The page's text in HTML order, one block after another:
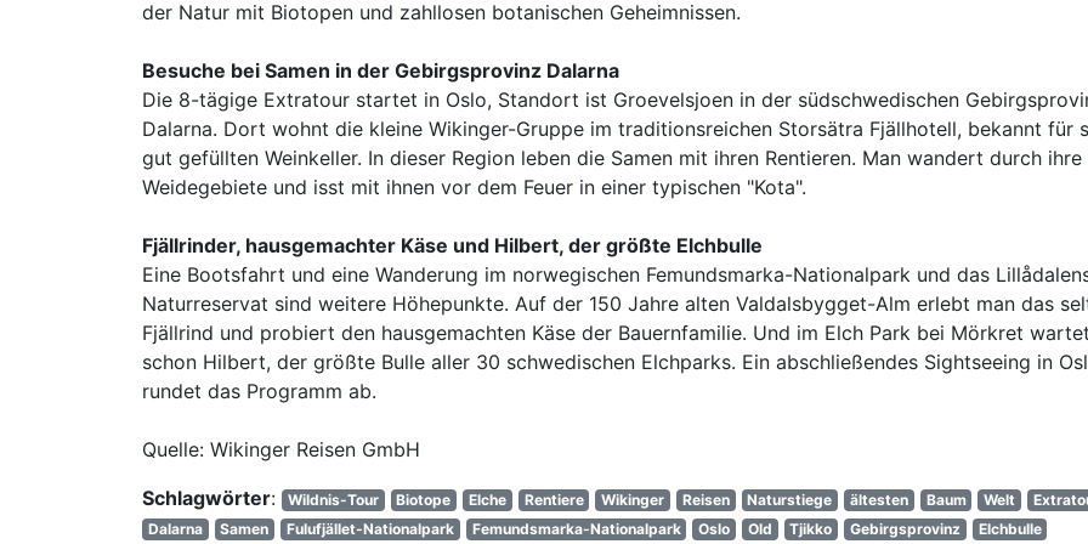
der Natur mit Biotopen und zahllosen botanischen Geheimnissen.
Besuche bei Samen in der Gebirgsprovinz Dalarna
Die 8-tägige Extratour startet in Oslo, Standort ist Groevelsjoen in der südschwedischen
Dalarna. Dort wohnt die kleine Wikinger-Gruppe im traditionsreichen Storsätra Fjällhotell, bekannt für
gut gefüllten Weinkeller. In dieser Region leben die Samen mit ihren Rentieren. Man wandert durch ihre
Weidegebiete und isst mit ihnen vor dem Feuer in einer typischen "Kota".
Fjällrinder, hausgemachter Käse und Hilbert, der größte Elchbulle
Eine Bootsfahrt und eine Wanderung im norwegischen Femundsmarka-Nationalpark und das
Naturreservat sind weitere Höhepunkte. Auf der 150 Jahre alten Valdalsbygget-Alm erlebt man das
Fjällrind und probiert den hausgemachten Käse der Bauernfamilie. Und im Elch Park bei Mörkret wartet
schon Hilbert, der größte Bulle aller 30 schwedischen Elchparks. Ein abschließendes Sightseeing in
rundet das Programm ab.
Quelle: Wikinger Reisen GmbH
Schlagwörter: Wildnis-Tour Biotope Elche Rentiere Wikinger Reisen Naturstiege ältesten Baum Welt
Dalarna
Samen Fulufjället-Nationalpark Femundsmarka-Nationalpark Oslo Old Tjikko Gebirgsprovinz Elchbulle